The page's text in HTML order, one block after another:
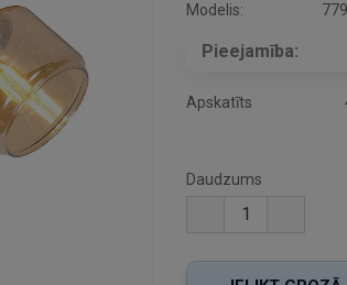
Modelis:
Pieejamība:
Apskatīts
Daudzums